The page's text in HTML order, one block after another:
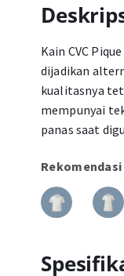
Kain CVC
dijadikan
kualitasnya
mempunyai
panas saat